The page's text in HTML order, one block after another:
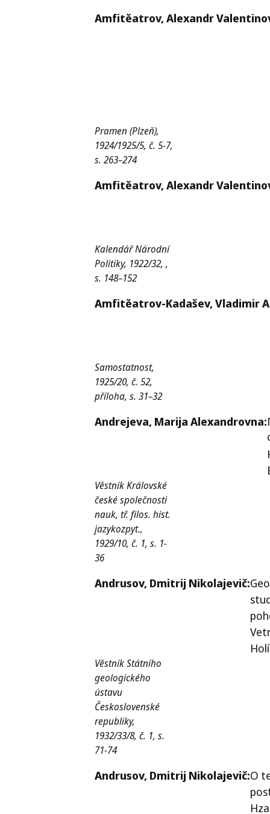
Amfitěatrov,Alexandr
Pramen (Plzeň),
1924/1925/5, č. 5-7,
s. 263–274
Amfitěatrov,Alexandr
Kalendář Národní
Politiky, 1922/32, ,
s. 148–152
Amfitěatrov-Kadašev,Vladimir
Samostatnost,
1925/20, č. 52,
příloha, s. 31–32
Andrejeva, Marija Alexandrovna:
Věstník Královské
české společnosti
nauk, tř. filos. hist.
jazykozpyt.,
1929/10, č. 1, s. 1-
36
Andrusov, Dmitrij Nikolajevič:
Holí
Věstník Státního
geologického
ústavu
Československé
republiky,
1932/33/8, č. 1, s.
71-74
Andrusov, Dmitrij Nikolajevič:O